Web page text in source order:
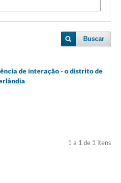
Buscar
de interação - o distrito de
1 a 1 de 1 itens